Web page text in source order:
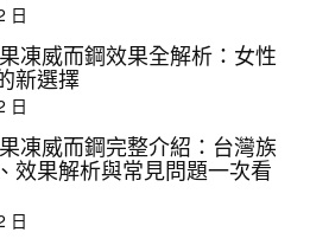
日
凍威而鋼效果全解析：女性
新選擇
日
凍威而鋼完整介紹：台灣族
效果解析與常見問題一次看
日